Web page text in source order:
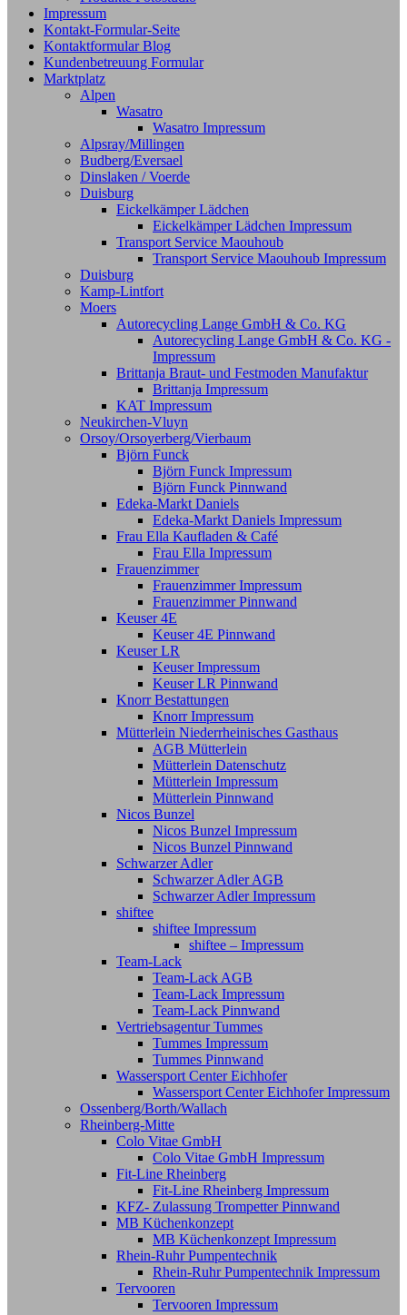
Impressum
Kontakt-Formular-Seite
Kontaktformular Blog
Kundenbetreuung Formular
Marktplatz
Alpen
Wasatro
Wasatro Impressum
Alpsray/Millingen
Budberg/Eversael
Dinslaken / Voerde
Duisburg
Eickelkämper Lädchen
Eickelkämper Lädchen Impressum
Transport Service Maouhoub
Transport Service Maouhoub Impressum
Duisburg
Kamp-Lintfort
Moers
Autorecycling Lange GmbH & Co. KG
Autorecycling Lange GmbH & Co. KG -
Impressum
Brittanja Braut- und Festmoden Manufaktur
Brittanja Impressum
KAT Impressum
Neukirchen-Vluyn
Orsoy/Orsoyerberg/Vierbaum
Björn Funck
Björn Funck Impressum
Björn Funck Pinnwand
Edeka-Markt Daniels
Edeka-Markt Daniels Impressum
Frau Ella Kaufladen & Café
Frau Ella Impressum
Frauenzimmer
Frauenzimmer Impressum
Frauenzimmer Pinnwand
Keuser 4E
Keuser 4E Pinnwand
Keuser LR
Keuser Impressum
Keuser LR Pinnwand
Knorr Bestattungen
Knorr Impressum
Mütterlein Niederrheinisches Gasthaus
AGB Mütterlein
Mütterlein Datenschutz
Mütterlein Impressum
Mütterlein Pinnwand
Nicos Bunzel
Nicos Bunzel Impressum
Nicos Bunzel Pinnwand
Schwarzer Adler
Schwarzer Adler AGB
Schwarzer Adler Impressum
shiftee
shiftee Impressum
shiftee – Impressum
Team-Lack
Team-Lack AGB
Team-Lack Impressum
Team-Lack Pinnwand
Vertriebsagentur Tummes
Tummes Impressum
Tummes Pinnwand
Wassersport Center Eichhofer
Wassersport Center Eichhofer Impressum
Ossenberg/Borth/Wallach
Rheinberg-Mitte
Colo Vitae GmbH
Colo Vitae GmbH Impressum
Fit-Line Rheinberg
Fit-Line Rheinberg Impressum
KFZ- Zulassung Trompetter Pinnwand
MB Küchenkonzept
MB Küchenkonzept Impressum
Rhein-Ruhr Pumpentechnik
Rhein-Ruhr Pumpentechnik Impressum
Tervooren
Tervooren Impressum